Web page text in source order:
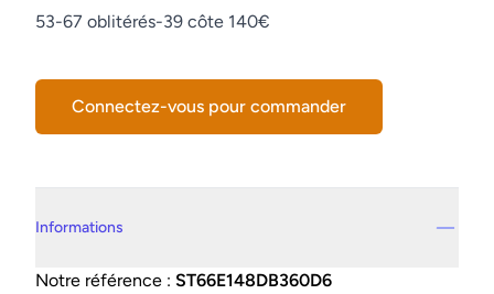
Description
53-67 oblitérés-39 côte 140€
Connectez-vous pour commander
Informations
Notre référence : ST66E148DB360D6